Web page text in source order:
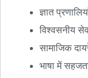
ज्ञात
विश्वसनीय
सामाजिक
भाषा में